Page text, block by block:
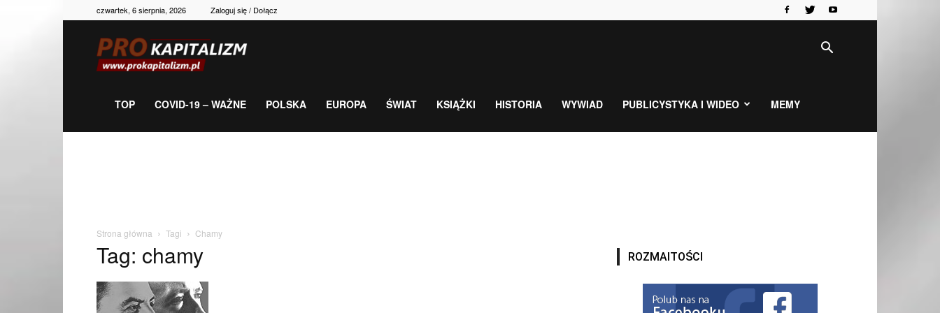
czwartek, 6 sierpnia, 2026 Zaloguj się / Dołącz
gospodarka,
TOP COVID-19 – WAŻNE POLSKA EUROPA ŚWIAT KSIĄŻKI HISTORIA WYWIAD PUBLICYSTYKA I WIDEO MEMY
Strona główna Tagi Chamy
Tag: chamy ROZMAITOŚCI